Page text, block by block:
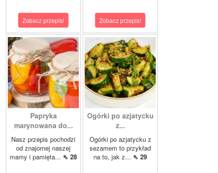
Zobacz przepis! Zobacz przepis!
Papryka
marynowana do...
Nasz przepis pochodzi
od znajomej naszej
mamy i pamięta... ⇖ 28
Ogórki po azjatycku
z...
Ogórki po azjatycku z
sezamem to przykład
na to, jak z... ⇖ 29